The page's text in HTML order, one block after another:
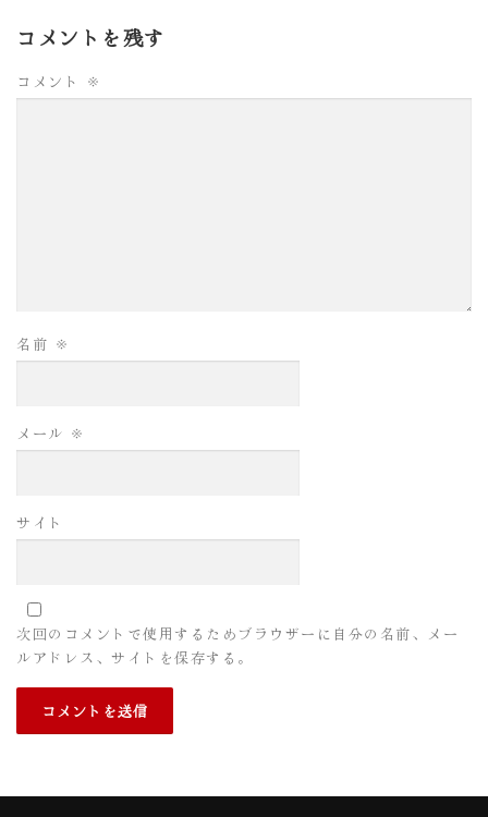
コメントを残す
コメント ※
名前 ※
メール ※
サイト
次回のコメントで使用するためブラウザーに自分の名前、メー
ルアドレス、サイトを保存する。